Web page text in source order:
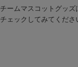
チームマスコットグッ
チェックしてみてくださ